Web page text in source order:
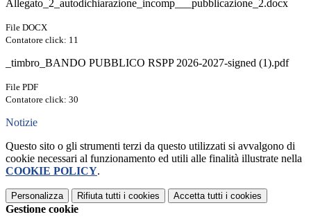
Allegato_2_autodichiarazione_incomp___pubblicazione_2.docx
File DOCX
Contatore click: 11
_timbro_BANDO PUBBLICO RSPP 2026-2027-signed (1).pdf
File PDF
Contatore click: 30
Notizie
Questo sito o gli strumenti terzi da questo utilizzati si avvalgono di
cookie necessari al funzionamento ed utili alle finalità illustrate nella
COOKIE POLICY.
Personalizza Rifiuta tutti i cookies Accetta tutti i cookies
Gestione cookie